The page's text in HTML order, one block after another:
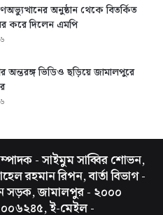
অনুষ্ঠান থেকে বিতর্কিত
করে দিলেন এমপি
অন্তরঙ্গ ভিডিও ছড়িয়ে জামালপুরে
- সাইমুম সাব্বির শোভন,
রহমান রিপন, বার্তা বিভাগ -
সড়ক, জামালপুর - ২০০০
ই-মেইল -